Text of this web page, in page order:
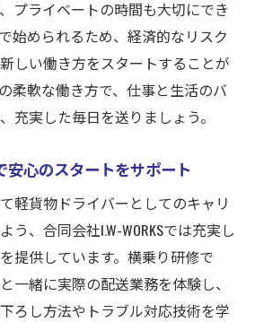
自分のペースで働ける
と座学研修で安心のスタート
しで始める軽貨物ドライバー
自由な働き方昭島市の軽貨物ド
プライベートも充実
と座学研修で安心のサポート
しでリスク無しのスタート
歓迎の軽貨物ドライバー求人
プライベートの時間も大切にでき
始められるため、経済的なリスク
しい働き方をスタートすることが
柔軟な働き方で、仕事と生活のバ
充実した毎日を送りましょう。
安心のスタートをサポート
軽貨物ドライバーとしてのキャリ
う、合同会社I.W-WORKSでは充実し
提供しています。横乗り研修で
一緒に実際の配送業務を体験し、
ろし方法やトラブル対応技術を学